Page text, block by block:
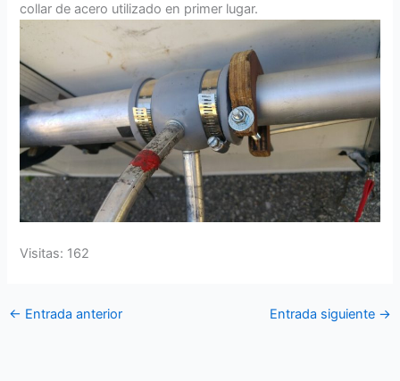
collar de acero utilizado en primer lugar.
Visitas: 162
← Entrada anterior Entrada siguiente →